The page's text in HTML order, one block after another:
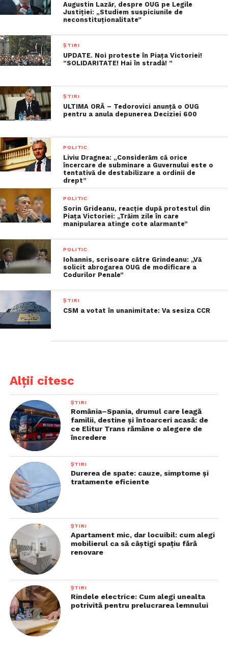
Augustin Lazăr, despre OUG pe Legile
Justiției: „Studiem suspiciunile de
neconstituţionalitate”
ȘTIRI
UPDATE. Noi proteste în Piaţa Victoriei!
”SOLIDARITATE! Hai în stradă! ”
ȘTIRI
ULTIMA ORĂ – Tedorovici anunță o OUG
pentru a anula depunerea Deciziei 600
POLITIC
Liviu Dragnea: „Considerăm că orice
încercare de subminare a Guvernului este o
tentativă de destabilizare a ordinii de
drept”
POLITIC
Sorin Grideanu, reacție după protestul din
Piața Victoriei: „Trăim zile în care
manipularea atinge cote alarmante”
POLITIC
Iohannis, scrisoare către Grindeanu: „Vă
solicit abrogarea OUG de modificare a
Codurilor Penale”
ȘTIRI
CSM a votat în unanimitate: Va sesiza CCR
Alții citesc
ȘTIRI
România–Spania, drumul care leagă
familii, destine și întoarceri acasă: de
ce Elitur Trans rămâne o alegere de
încredere
ȘTIRI
Durerea de spate: cauze, simptome și
tratamente eficiente
ȘTIRI
Apartament mic, dar locuibil: cum alegi
mobilierul ca să câștigi spațiu fără
renovare
ȘTIRI
Rindele electrice: Cum alegi unealta
potrivită pentru prelucrarea lemnului